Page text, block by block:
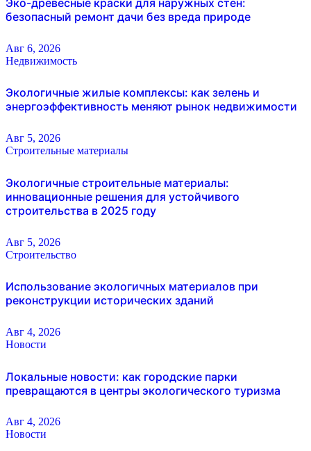
Эко-древесные краски для наружных стен:
безопасный ремонт дачи без вреда природе
Авг 6, 2026
Недвижимость
Экологичные жилые комплексы: как зелень и
энергоэффективность меняют рынок недвижимости
Авг 5, 2026
Строительные материалы
Экологичные строительные материалы:
инновационные решения для устойчивого
строительства в 2025 году
Авг 5, 2026
Строительство
Использование экологичных материалов при
реконструкции исторических зданий
Авг 4, 2026
Новости
Локальные новости: как городские парки
превращаются в центры экологического туризма
Авг 4, 2026
Новости